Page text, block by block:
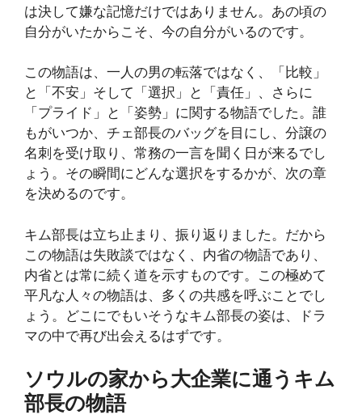
は決して嫌な記憶だけではありません。あの頃の
自分がいたからこそ、今の自分がいるのです。
この物語は、一人の男の転落ではなく、「比較」
と「不安」そして「選択」と「責任」、さらに
「プライド」と「姿勢」に関する物語でした。誰
もがいつか、チェ部長のバッグを目にし、分譲の
名刺を受け取り、常務の一言を聞く日が来るでし
ょう。その瞬間にどんな選択をするかが、次の章
を決めるのです。
キム部長は立ち止まり、振り返りました。だから
この物語は失敗談ではなく、内省の物語であり、
内省とは常に続く道を示すものです。この極めて
平凡な人々の物語は、多くの共感を呼ぶことでし
ょう。どこにでもいそうなキム部長の姿は、ドラ
マの中で再び出会えるはずです。
ソウルの家から大企業に通うキム
部長の物語